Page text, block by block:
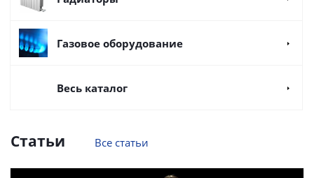
Газовое оборудование
Весь каталог
Статьи Все статьи